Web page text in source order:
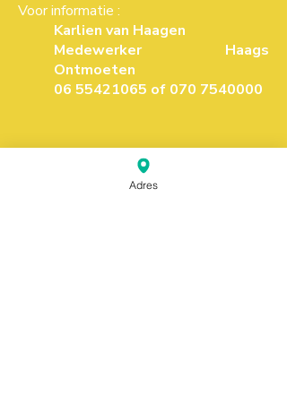
Voor informatie :
Karlien van Haagen
Medewerker Haags
Ontmoeten
06 55421065 of 070 7540000
Adres